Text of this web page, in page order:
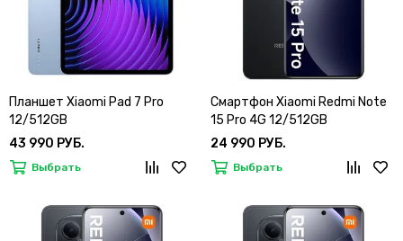
Планшет Xiaomi Pad 7 Pro
12/512GB
43 990 РУБ.
Выбрать
Смартфон Xiaomi Redmi Note
15 Pro 4G 12/512GB
24 990 РУБ.
Выбрать